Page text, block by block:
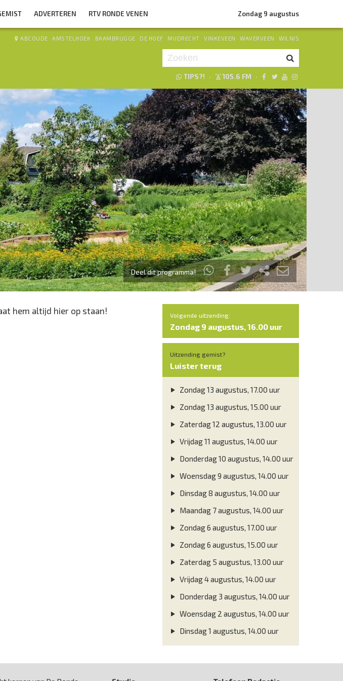
ADVERTEREN RTV RONDE VENEN Zondag 9 augustus
ABCOUDE · AMSTELHOEK · BAAMBRUGGE · DE HOEF · MIJDRECHT · VINKEVEEN · WAVERVEEN · WILNIS
TIPS?! · 105.6 FM ·
Je luistert nu naar uur 1 van 0
«Vorig uur Volgend uur »
Deel dit programma!
hem altijd hier op staan! Volgende uitzending:
Zondag 9 augustus, 16.00 uur
Uitzending gemist?
Luister terug
Zondag 13 augustus, 17.00 uur
Zondag 13 augustus, 15.00 uur
Zaterdag 12 augustus, 13.00 uur
Vrijdag 11 augustus, 14.00 uur
Donderdag 10 augustus, 14.00 uur
Woensdag 9 augustus, 14.00 uur
Dinsdag 8 augustus, 14.00 uur
Maandag 7 augustus, 14.00 uur
Zondag 6 augustus, 17.00 uur
Zondag 6 augustus, 15.00 uur
Zaterdag 5 augustus, 13.00 uur
Vrijdag 4 augustus, 14.00 uur
Donderdag 3 augustus, 14.00 uur
Woensdag 2 augustus, 14.00 uur
Dinsdag 1 augustus, 14.00 uur